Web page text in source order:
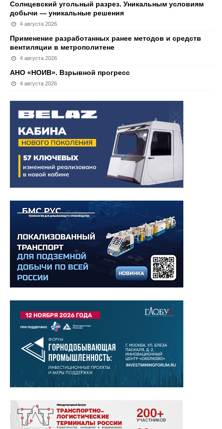
Солнцевский угольный разрез. Уникальным условиям
добычи — уникальные решения
4 августа 2026
Применение разработанных ранее методов и средств
вентиляции в метрополитене
4 августа 2026
АНО «НОИВ». Взрывной прогресс
4 августа 2026